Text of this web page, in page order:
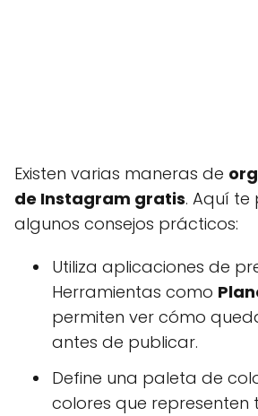
Existen varias maneras de
de Instagram gratis. Aquí te
algunos consejos prácticos:
Utiliza aplicaciones de
Herramientas como
permiten ver cómo
antes de publicar.
Define una paleta de
colores que representen